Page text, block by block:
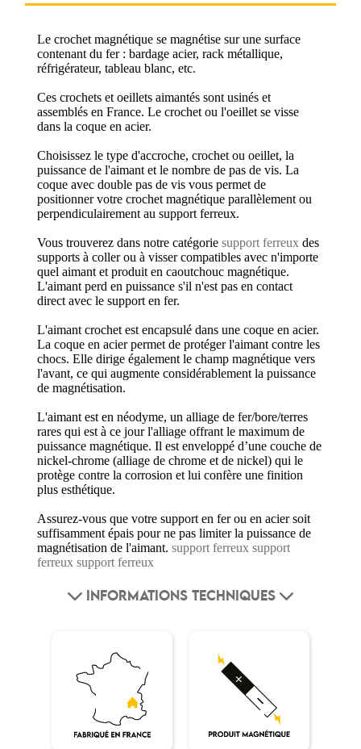
Le crochet magnétique se magnétise sur une surface
contenant du fer : bardage acier, rack métallique,
réfrigérateur, tableau blanc, etc.
Ces crochets et oeillets aimantés sont usinés et
assemblés en France. Le crochet ou l'oeillet se visse
dans la coque en acier.
Choisissez le type d'accroche, crochet ou oeillet, la
puissance de l'aimant et le nombre de pas de vis. La
coque avec double pas de vis vous permet de
positionner votre crochet magnétique parallèlement ou
perpendiculairement au support ferreux.
Vous trouverez dans notre catégoriesupport ferreux des
supports à coller ou à visser compatibles avec n'importe
quel aimant et produit en caoutchouc magnétique.
L'aimant perd en puissance s'il n'est pas en contact
direct avec le support en fer.
L'aimant crochet est encapsulé dans une coque en acier.
La coque en acier permet de protéger l'aimant contre les
chocs. Elle dirige également le champ magnétique vers
l'avant, ce qui augmente considérablement la puissance
de magnétisation.
L'aimant est en néodyme, un alliage de fer/bore/terres
rares qui est à ce jour l'alliage offrant le maximum de
puissance magnétique. Il est enveloppé d’une couche de
nickel-chrome (alliage de chrome et de nickel) qui le
protège contre la corrosion et lui confère une finition
plus esthétique.
Assurez-vous que votre support en fer ou en acier soit
suffisamment épais pour ne pas limiter la puissance de
magnétisation de l'aimant.support ferreux support
ferreux support ferreux
INFORMATIONS TECHNIQUES